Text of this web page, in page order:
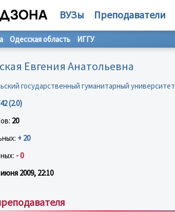
ВУЗы Преподаватели
Одесская область ИГГУ
Евгения Анатольевна
государственный гуманитарный университет
(2.0)
20
+ 20
- 0
2009, 22:10